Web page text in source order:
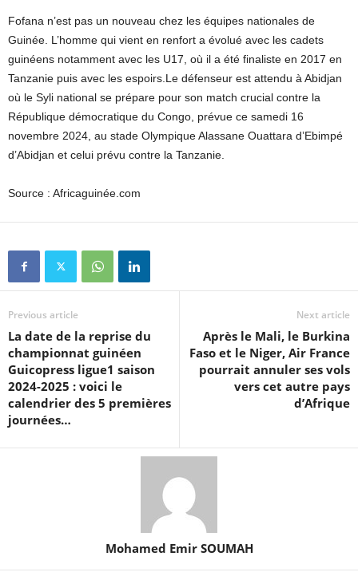
Fofana n’est pas un nouveau chez les équipes nationales de
Guinée. L’homme qui vient en renfort a évolué avec les cadets
guinéens notamment avec les U17, où il a été finaliste en 2017 en
Tanzanie puis avec les espoirs.Le défenseur est attendu à Abidjan
où le Syli national se prépare pour son match crucial contre la
République démocratique du Congo, prévue ce samedi 16
novembre 2024, au stade Olympique Alassane Ouattara d’Ebimpé
d’Abidjan et celui prévu contre la Tanzanie.
Source : Africaguinée.com
Previous article
La date de la reprise du
championnat guinéen
Guicopress ligue1 saison
2024-2025 : voici le
calendrier des 5 premières
journées…
Next article
Après le Mali, le Burkina
Faso et le Niger, Air France
pourrait annuler ses vols
vers cet autre pays
d’Afrique
Mohamed Emir SOUMAH